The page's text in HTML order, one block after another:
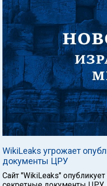
WikiLeaks угрожает
документы ЦРУ
Сайт "WikiLeaks"